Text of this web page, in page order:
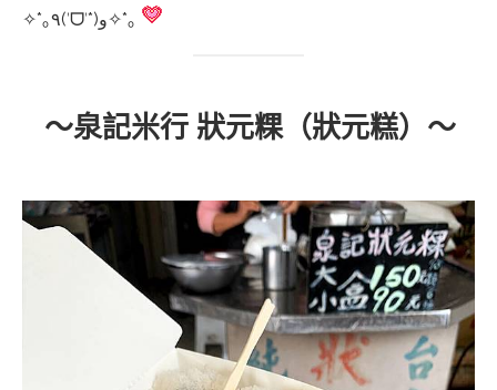
✧*｡٩(ˊᗜˋ*)و✧*｡
～泉記米行 狀元粿（狀元糕）～